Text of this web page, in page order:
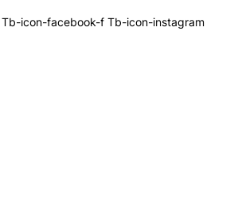
Tb-icon-facebook-f Tb-icon-instagram